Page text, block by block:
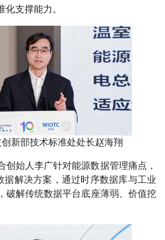
化支撑能力。
新部技术标准处处长赵海翔
创始人李广针对能源数据管理痛点，
据解决方案，通过时序数据库与工业
破解传统数据平台底座薄弱、价值挖